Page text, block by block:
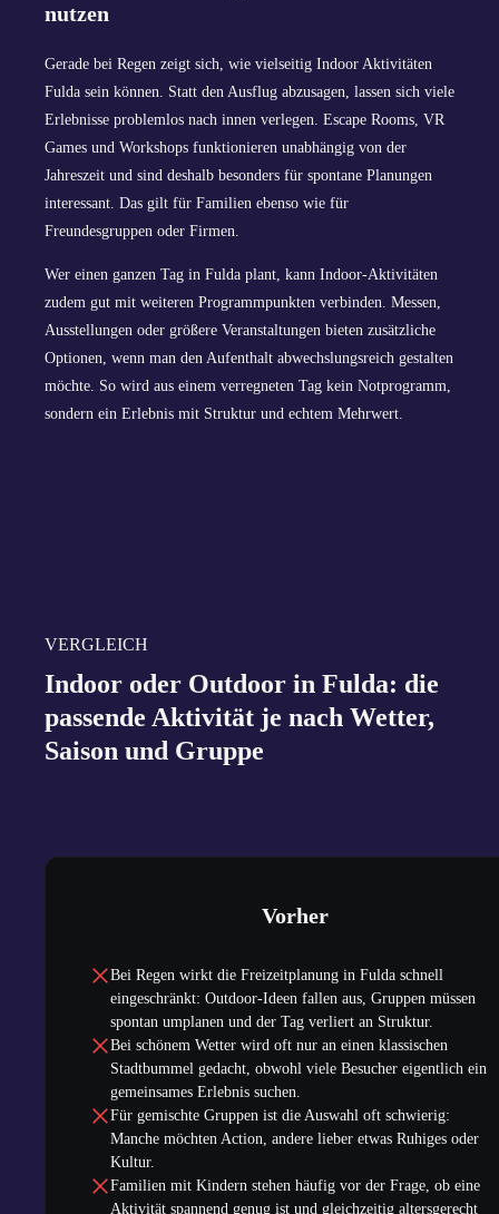
nutzen
Gerade bei Regen zeigt sich, wie vielseitig Indoor Aktivitäten
Fulda sein können. Statt den Ausflug abzusagen, lassen sich viele
Erlebnisse problemlos nach innen verlegen. Escape Rooms, VR
Games und Workshops funktionieren unabhängig von der
Jahreszeit und sind deshalb besonders für spontane Planungen
interessant. Das gilt für Familien ebenso wie für
Freundesgruppen oder Firmen.
Wer einen ganzen Tag in Fulda plant, kann Indoor-Aktivitäten
zudem gut mit weiteren Programmpunkten verbinden. Messen,
Ausstellungen oder größere Veranstaltungen bieten zusätzliche
Optionen, wenn man den Aufenthalt abwechslungsreich gestalten
möchte. So wird aus einem verregneten Tag kein Notprogramm,
sondern ein Erlebnis mit Struktur und echtem Mehrwert.
VERGLEICH
Indoor oder Outdoor in Fulda: die
passende Aktivität je nach Wetter,
Saison und Gruppe
Vorher
Bei Regen wirkt die Freizeitplanung in Fulda schnell
eingeschränkt: Outdoor-Ideen fallen aus, Gruppen müssen
spontan umplanen und der Tag verliert an Struktur.
Bei schönem Wetter wird oft nur an einen klassischen
Stadtbummel gedacht, obwohl viele Besucher eigentlich ein
gemeinsames Erlebnis suchen.
Für gemischte Gruppen ist die Auswahl oft schwierig:
Manche möchten Action, andere lieber etwas Ruhiges oder
Kultur.
Familien mit Kindern stehen häufig vor der Frage, ob eine
Aktivität spannend genug ist und gleichzeitig altersgerecht